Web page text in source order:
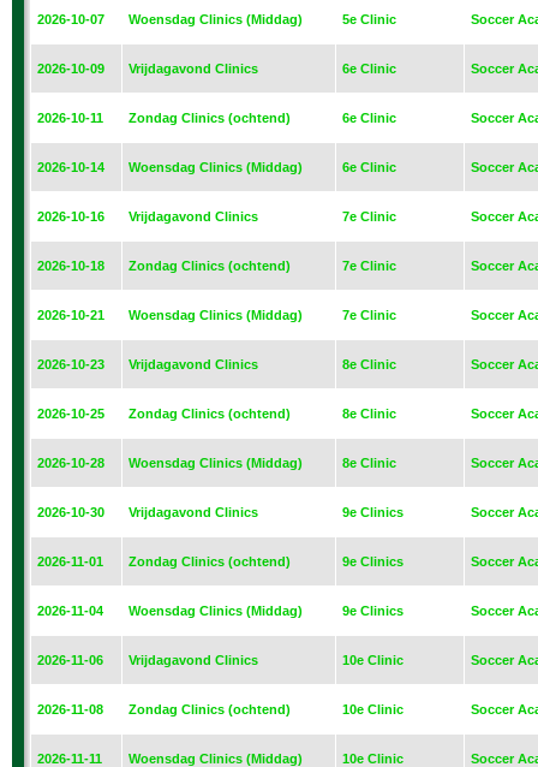
2026-10-07 Woensdag Clinics (Middag) 5e Clinic Soccer
2026-10-09 Vrijdagavond Clinics 6e Clinic Soccer
2026-10-11 Zondag Clinics (ochtend) 6e Clinic Soccer
2026-10-14 Woensdag Clinics (Middag) 6e Clinic Soccer
2026-10-16 Vrijdagavond Clinics 7e Clinic Soccer
2026-10-18 Zondag Clinics (ochtend) 7e Clinic Soccer
2026-10-21 Woensdag Clinics (Middag) 7e Clinic Soccer
2026-10-23 Vrijdagavond Clinics 8e Clinic Soccer
2026-10-25 Zondag Clinics (ochtend) 8e Clinic Soccer
2026-10-28 Woensdag Clinics (Middag) 8e Clinic Soccer
2026-10-30 Vrijdagavond Clinics 9e Clinics Soccer
2026-11-01 Zondag Clinics (ochtend) 9e Clinics Soccer
2026-11-04 Woensdag Clinics (Middag) 9e Clinics Soccer
2026-11-06 Vrijdagavond Clinics 10e Clinic Soccer
2026-11-08 Zondag Clinics (ochtend) 10e Clinic Soccer
2026-11-11 Woensdag Clinics (Middag) 10e Clinic Soccer